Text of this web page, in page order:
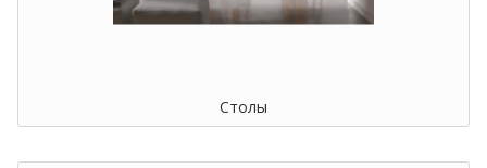
Столы